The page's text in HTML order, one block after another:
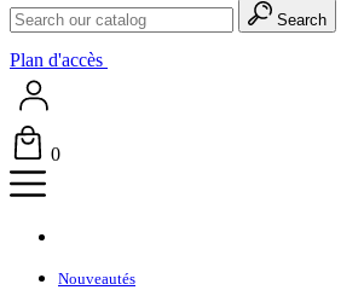
Search
Plan d'accès
0
Nouveautés